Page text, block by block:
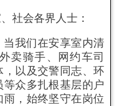
社会各界人士：
我们在安享室内清
卖骑手、网约车司
以及交警同志、环
众多扎根基层的户
，始终坚守在岗位